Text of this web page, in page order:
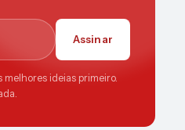
Assinar
melhores ideias primeiro.